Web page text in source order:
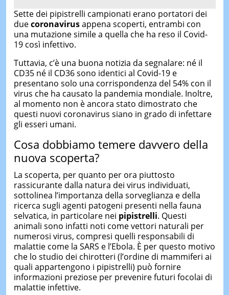
Sette dei pipistrelli campionati erano portatori dei
duecoronavirusappena scoperti, entrambi con
una mutazione simile a quella che ha reso il Covid-
19 così infettivo.
Tuttavia, c’è una buona notizia da segnalare: né il
CD35 né il CD36 sono identici al Covid-19 e
presentano solo una corrispondenza del 54% con il
virus che ha causato la pandemia mondiale. Inoltre,
al momento non è ancora stato dimostrato che
questi nuovi coronavirus siano in grado di infettare
gli esseri umani.
Cosa dobbiamo temere davvero della
nuova scoperta?
La scoperta, per quanto per ora piuttosto
rassicurante dalla natura dei virus individuati,
sottolinea l’importanza della sorveglianza e della
ricerca sugli agenti patogeni presenti nella fauna
selvatica, in particolare nei pipistrelli. Questi
animali sono infatti noti come vettori naturali per
numerosi virus, compresi quelli responsabili di
malattie come la SARS e l’Ebola. È per questo motivo
che lo studio dei chirotteri (l’ordine di mammiferi ai
quali appartengono i pipistrelli) può fornire
informazioni preziose per prevenire futuri focolai di
malattie infettive.